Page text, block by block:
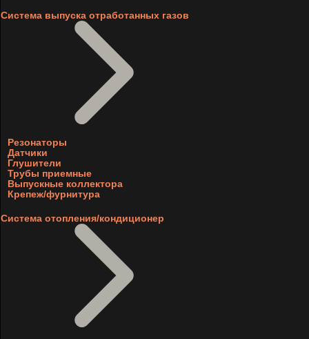
Система выпуска отработанных газов
Резонаторы
Датчики
Глушители
Трубы приемные
Выпускные коллектора
Крепеж/фурнитура
Система отопления/кондиционер